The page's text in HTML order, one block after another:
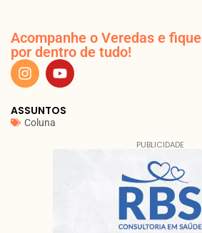
Acompanhe o Veredas e fique
por dentro de tudo!
ASSUNTOS
Coluna
PUBLICIDADE